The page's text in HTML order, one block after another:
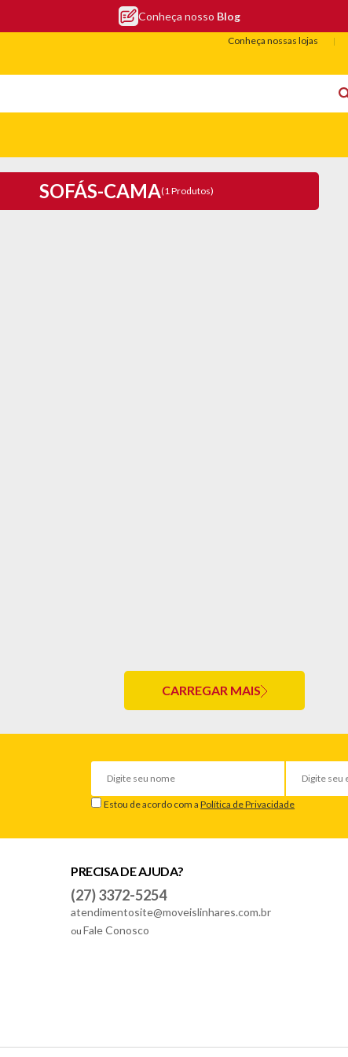
Conheça nosso Blog
Conheça nossas lojas
SOFÁS-CAMA(1 Produtos)
CARREGAR MAIS
Estou de acordo com aPolítica de Privacidade
PRECISA DE AJUDA?
(27) 3372-5254
atendimentosite@moveislinhares.com.br
ou Fale Conosco